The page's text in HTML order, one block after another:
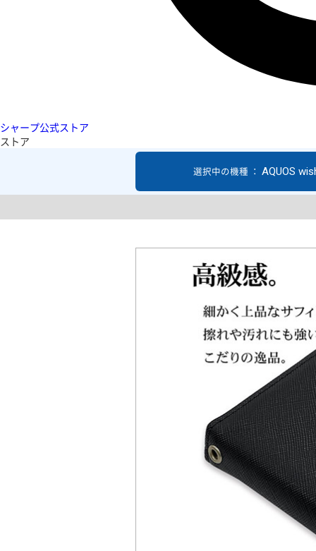
シャープ公式ストア
ストア
選択中の機種 ： AQUOS